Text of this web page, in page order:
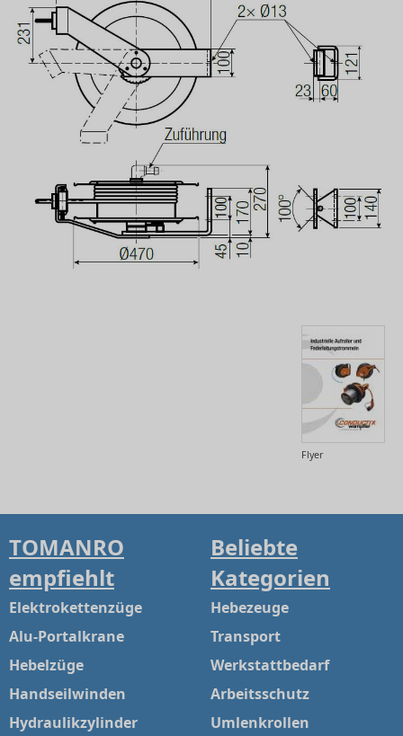
Flyer
TOMANRO
empfiehlt
Elektrokettenzüge
Alu-Portalkrane
Hebelzüge
Handseilwinden
Hydraulikzylinder
Beliebte
Kategorien
Hebezeuge
Transport
Werkstattbedarf
Arbeitsschutz
Umlenkrollen